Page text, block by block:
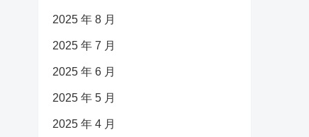
2025 年 8 月
2025 年 7 月
2025 年 6 月
2025 年 5 月
2025 年 4 月